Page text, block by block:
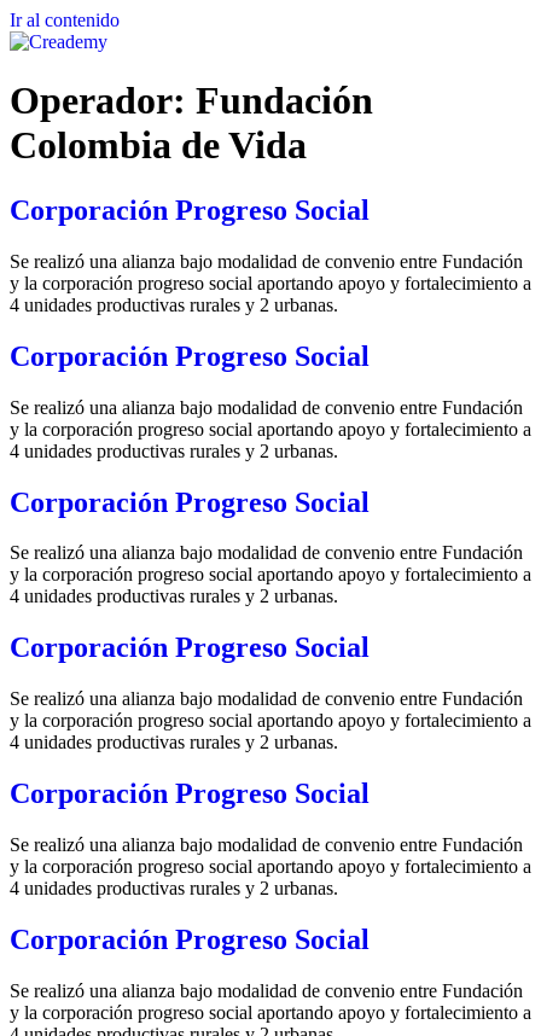
Ir al contenido
Operador: Fundación
Colombia de Vida
Corporación Progreso Social
Se realizó una alianza bajo modalidad de convenio entre Fundación
y la corporación progreso social aportando apoyo y fortalecimiento a
4 unidades productivas rurales y 2 urbanas.
Corporación Progreso Social
Se realizó una alianza bajo modalidad de convenio entre Fundación
y la corporación progreso social aportando apoyo y fortalecimiento a
4 unidades productivas rurales y 2 urbanas.
Corporación Progreso Social
Se realizó una alianza bajo modalidad de convenio entre Fundación
y la corporación progreso social aportando apoyo y fortalecimiento a
4 unidades productivas rurales y 2 urbanas.
Corporación Progreso Social
Se realizó una alianza bajo modalidad de convenio entre Fundación
y la corporación progreso social aportando apoyo y fortalecimiento a
4 unidades productivas rurales y 2 urbanas.
Corporación Progreso Social
Se realizó una alianza bajo modalidad de convenio entre Fundación
y la corporación progreso social aportando apoyo y fortalecimiento a
4 unidades productivas rurales y 2 urbanas.
Corporación Progreso Social
Se realizó una alianza bajo modalidad de convenio entre Fundación
y la corporación progreso social aportando apoyo y fortalecimiento a